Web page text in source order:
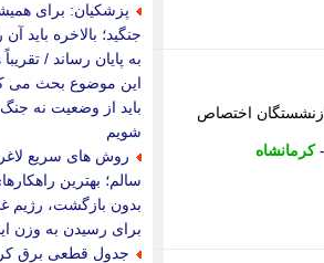
بازنشستگان اختصاص
-کرمانشاه
پزشکیان: برای
جنگید؛ بالاخره باید
به پایان رساند /
این موضوع بحث می
باید از وضعیت نه
شویم
روش های سریع
سالم؛ بهترین
بدون بازگشت، رژیم
برای رسیدن به وزن
جدول قطعی برق